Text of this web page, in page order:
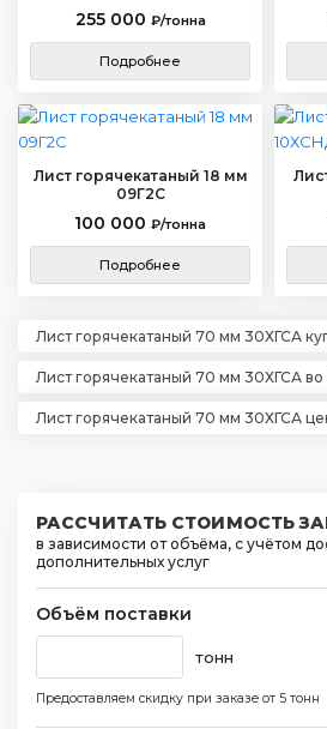
255 000 ₽/тонна
Подробнее
Лист горячекатаный 18 мм
09Г2С
100 000 ₽/тонна
Подробнее
Лист горячекатаный 70 мм 30ХГСА
Лист горячекатаный 70 мм 30ХГСА во
Лист горячекатаный 70 мм 30ХГСА
РАССЧИТАТЬ СТОИМОСТЬ
в зависимости от объёма, с учётом
дополнительных услуг
Объём поставки
тонн
Предоставляем скидку при заказе от 5 тонн